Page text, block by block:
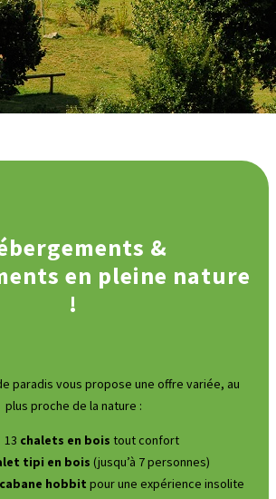
&
en pleine nature
!
paradis vous propose une offre variée, au
plus proche de la nature :
13 chalets en bois tout confort
tipi en bois (jusqu’à 7 personnes)
cabane hobbit pour une expérience insolite